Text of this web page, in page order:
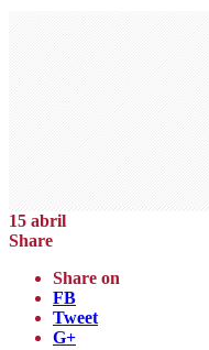
15 abril
Share
Share on
FB
Tweet
G+